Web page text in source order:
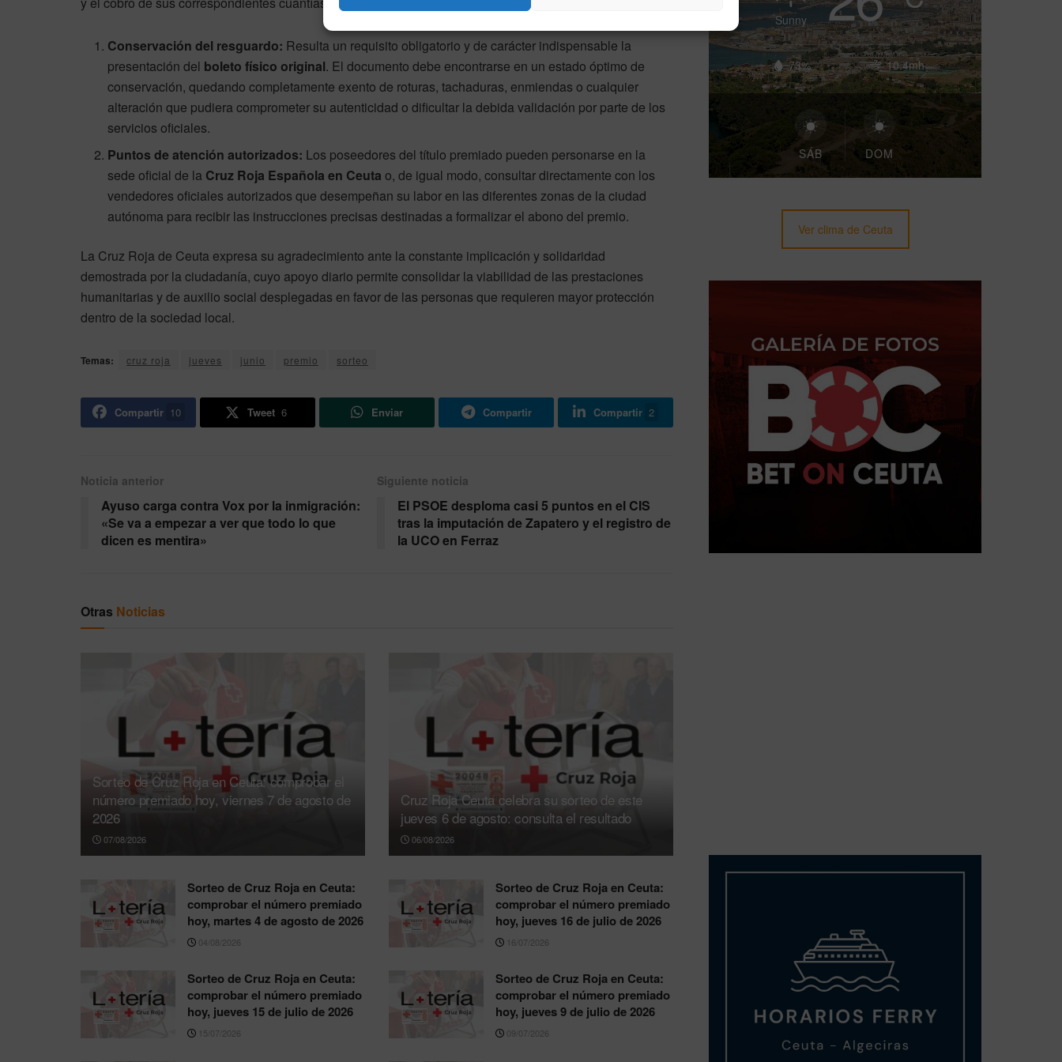
Conservación del resguardo: Resulta un requisito obligatorio y de carácter indispensable la
presentación del boleto físico original. El documento debe encontrarse en un estado óptimo de
conservación, quedando completamente exento de roturas, tachaduras, enmiendas o cualquier
alteración que pudiera comprometer su autenticidad o dificultar la debida validación por parte de los
servicios oficiales.
Puntos de atención autorizados: Los poseedores del título premiado pueden personarse en la
sede oficial de la Cruz Roja Española en Ceuta o, de igual modo, consultar directamente con los
vendedores oficiales autorizados que desempeñan su labor en las diferentes zonas de la ciudad
autónoma para recibir las instrucciones precisas destinadas a formalizar el abono del premio.
La Cruz Roja de Ceuta expresa su agradecimiento ante la constante implicación y solidaridad
demostrada por la ciudadanía, cuyo apoyo diario permite consolidar la viabilidad de las prestaciones
humanitarias y de auxilio social desplegadas en favor de las personas que requieren mayor protección
dentro de la sociedad local.
Temas: cruz roja jueves junio premio sorteo
Compartir 10 Tweet 6 Enviar Compartir Compartir 2
Noticia anterior
Ayuso carga contra Vox por la inmigración:
«Se va a empezar a ver que todo lo que
dicen es mentira»
Siguiente noticia
El PSOE desploma casi 5 puntos en el CIS
tras la imputación de Zapatero y el registro de
la UCO en Ferraz
Otras Noticias
Sorteo de Cruz Roja en Ceuta: comprobar el
número premiado hoy, viernes 7 de agosto de
2026
07/08/2026
Cruz Roja Ceuta celebra su sorteo de este
jueves 6 de agosto: consulta el resultado
06/08/2026
Sorteo de Cruz Roja en Ceuta:
comprobar el número premiado
hoy, martes 4 de agosto de 2026
04/08/2026
Sorteo de Cruz Roja en Ceuta:
comprobar el número premiado
hoy, jueves 16 de julio de 2026
16/07/2026
Sorteo de Cruz Roja en Ceuta:
comprobar el número premiado
hoy, jueves 15 de julio de 2026
15/07/2026
Sorteo de Cruz Roja en Ceuta:
comprobar el número premiado
hoy, jueves 9 de julio de 2026
09/07/2026
Sunny
73% 10.4mh
SÁB DOM
Ver clima de Ceuta